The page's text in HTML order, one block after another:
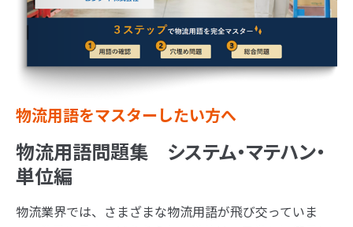
物流用語をマスターしたい方へ
物流用語問題集 システム・マテハン・
単位編
物流業界では、さまざまな物流用語が飛び交っていま